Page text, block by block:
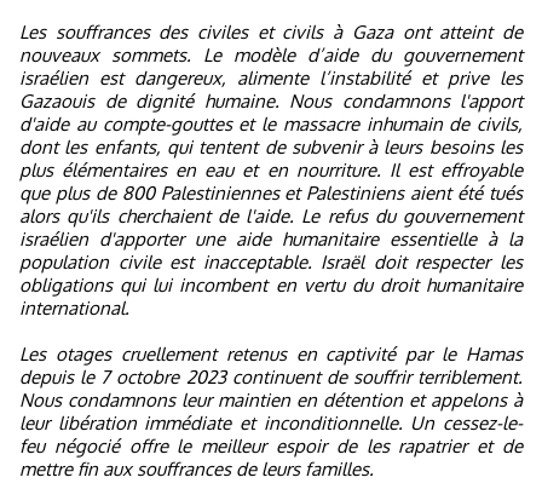
Les souffrances des civiles et civils à Gaza ont atteint de
nouveaux sommets. Le modèle d’aide du gouvernement
israélien est dangereux, alimente l’instabilité et prive les
Gazaouis de dignité humaine. Nous condamnons l'apport
d'aide au compte-gouttes et le massacre inhumain de civils,
dont les enfants, qui tentent de subvenir à leurs besoins les
plus élémentaires en eau et en nourriture. Il est effroyable
que plus de 800 Palestiniennes et Palestiniens aient été tués
alors qu'ils cherchaient de l'aide. Le refus du gouvernement
israélien d'apporter une aide humanitaire essentielle à la
population civile est inacceptable. Israël doit respecter les
obligations qui lui incombent en vertu du droit humanitaire
international.
Les otages cruellement retenus en captivité par le Hamas
depuis le 7 octobre 2023 continuent de souffrir terriblement.
Nous condamnons leur maintien en détention et appelons à
leur libération immédiate et inconditionnelle. Un cessez-le-
feu négocié offre le meilleur espoir de les rapatrier et de
mettre fin aux souffrances de leurs familles.